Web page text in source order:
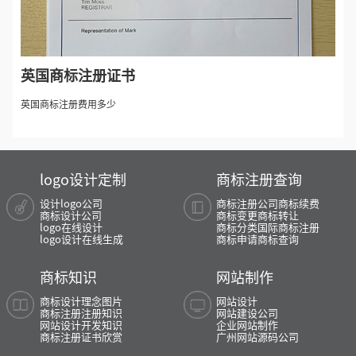
英国商标注册证书
英国商标注册费用多少
logo设计定制
设计logo公司
商标设计公司
logo在线设计
logo设计在线生成
商标注册查询
商标注册公司商标续费
商标变更商标转让
商标分类国际商标注册
商标申请商标查询
商标知识
商标设计理念图片
商标注册注册知识
网站设计开发知识
商标注册证书欣赏
网站制作
网站设计
网站建设公司
企业网站制作
广州网站源码公司